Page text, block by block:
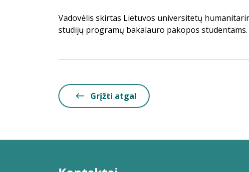
Vadovėlis skirtas Lietuvos universitetų
studijų programų bakalauro pakopos studentams.
Grįžti atgal